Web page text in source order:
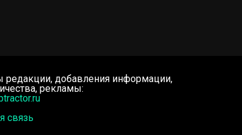
редакции, добавления информации,
рекламы:
связь